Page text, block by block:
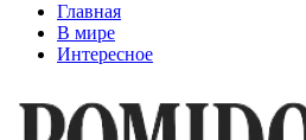
Главная
В мире
Интересное